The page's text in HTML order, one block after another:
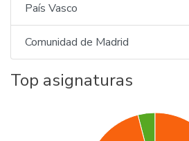
País Vasco
Comunidad de Madrid
Top asignaturas